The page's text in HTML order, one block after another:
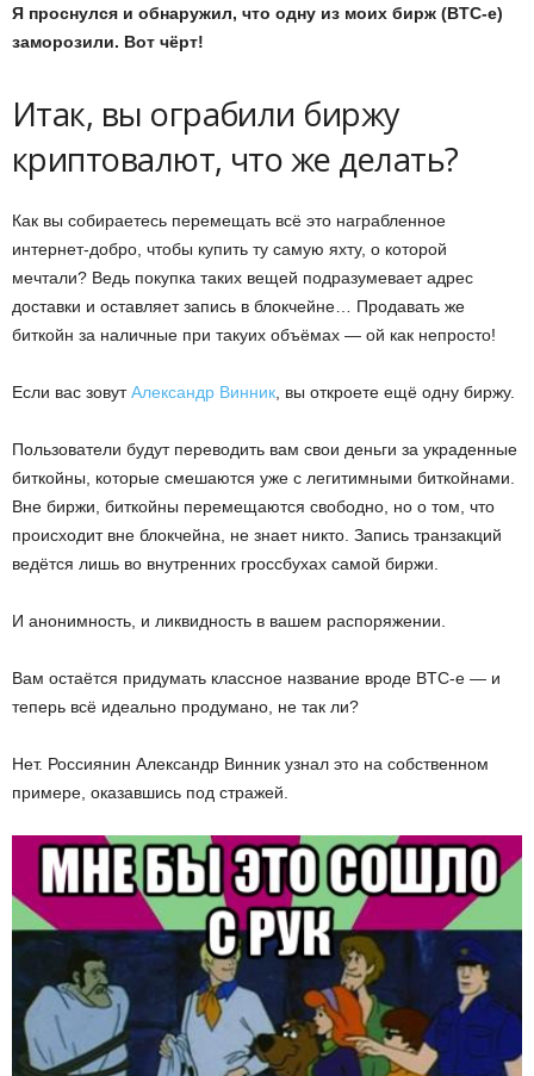
Я проснулся и обнаружил, что одну из моих бирж (BTC-e)
заморозили. Вот чёрт!
Итак, вы ограбили биржу
криптовалют, что же делать?
Как вы собираетесь перемещать всё это награбленное
интернет-добро, чтобы купить ту самую яхту, о которой
мечтали? Ведь покупка таких вещей подразумевает адрес
доставки и оставляет запись в блокчейне… Продавать же
биткойн за наличные при такуих объёмах — ой как непросто!
Если вас зовутАлександр Винник , вы откроете ещё одну биржу.
Пользователи будут переводить вам свои деньги за украденные
биткойны, которые смешаются уже с легитимными биткойнами.
Вне биржи, биткойны перемещаются свободно, но о том, что
происходит вне блокчейна, не знает никто. Запись транзакций
ведётся лишь во внутренних гроссбухах самой биржи.
И анонимность, и ликвидность в вашем распоряжении.
Вам остаётся придумать классное название вроде BTC-e — и
теперь всё идеально продумано, не так ли?
Нет. Россиянин Александр Винник узнал это на собственном
примере, оказавшись под стражей.